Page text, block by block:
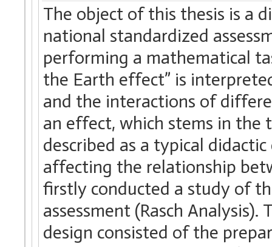
The object of this thesis is a
national standardized
performing a mathematical
the Earth effect” is
and the interactions of
an effect, which stems in the
described as a typical
affecting the relationship
firstly conducted a study of
assessment (Rasch
design consisted of the